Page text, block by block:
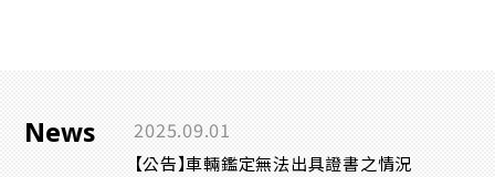
News 2025.09.01
【公告】車輛鑑定無法出具證書之情況